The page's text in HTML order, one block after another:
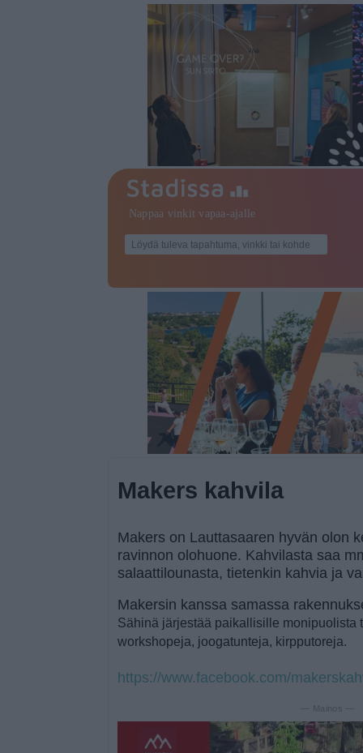
Makers kahvila
Makers on Lauttasaaren hyvän olon
ravinnon olohuone. Kahvilasta saa
salaattilounasta, tietenkin kahvia ja
Makersin kanssa samassa
Sähinä järjestää paikallisille monipuolista
workshopeja, joogatunteja, kirpputoreja.
https://www.facebook.com/
— Mainos —